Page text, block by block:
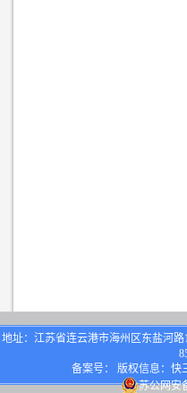
地址：江苏省连云港市海州区东盐河路
备案号： 版权信息：快
苏公网安